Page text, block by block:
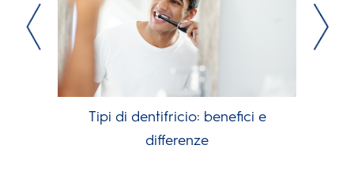
Tipi di dentifricio: benefici e
differenze